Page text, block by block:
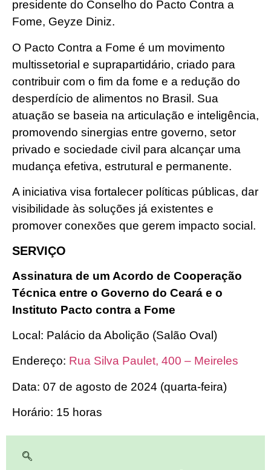
presidente do Conselho do Pacto Contra a
Fome, Geyze Diniz.
O Pacto Contra a Fome é um movimento
multissetorial e suprapartidário, criado para
contribuir com o fim da fome e a redução do
desperdício de alimentos no Brasil. Sua
atuação se baseia na articulação e inteligência,
promovendo sinergias entre governo, setor
privado e sociedade civil para alcançar uma
mudança efetiva, estrutural e permanente.
A iniciativa visa fortalecer políticas públicas, dar
visibilidade às soluções já existentes e
promover conexões que gerem impacto social.
SERVIÇO
Assinatura de um Acordo de Cooperação
Técnica entre o Governo do Ceará e o
Instituto Pacto contra a Fome
Local: Palácio da Abolição (Salão Oval)
Endereço: Rua Silva Paulet, 400 – Meireles
Data: 07 de agosto de 2024 (quarta-feira)
Horário: 15 horas